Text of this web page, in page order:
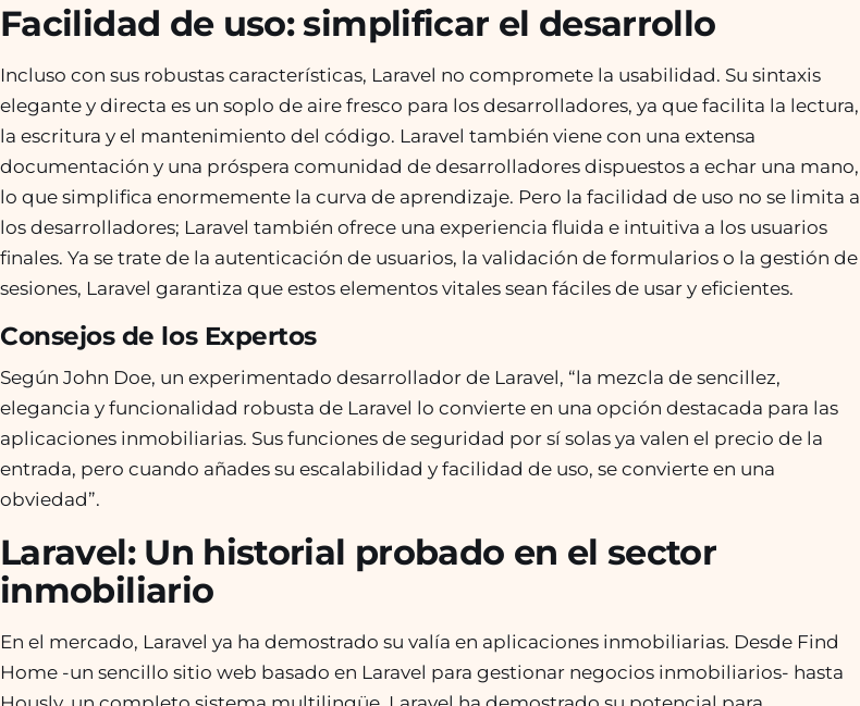
Facilidad de uso: simplificar el desarrollo
Incluso con sus robustas características, Laravel no compromete la usabilidad. Su sintaxis
elegante y directa es un soplo de aire fresco para los desarrolladores, ya que facilita la lectura,
la escritura y el mantenimiento del código. Laravel también viene con una extensa
documentación y una próspera comunidad de desarrolladores dispuestos a echar una mano,
lo que simplifica enormemente la curva de aprendizaje. Pero la facilidad de uso no se limita a
los desarrolladores; Laravel también ofrece una experiencia fluida e intuitiva a los usuarios
finales. Ya se trate de la autenticación de usuarios, la validación de formularios o la gestión de
sesiones, Laravel garantiza que estos elementos vitales sean fáciles de usar y eficientes.
Consejos de los Expertos
Según John Doe, un experimentado desarrollador de Laravel, “la mezcla de sencillez,
elegancia y funcionalidad robusta de Laravel lo convierte en una opción destacada para las
aplicaciones inmobiliarias. Sus funciones de seguridad por sí solas ya valen el precio de la
entrada, pero cuando añades su escalabilidad y facilidad de uso, se convierte en una
obviedad”.
Laravel: Un historial probado en el sector
inmobiliario
En el mercado, Laravel ya ha demostrado su valía en aplicaciones inmobiliarias. Desde Find
Home -un sencillo sitio web basado en Laravel para gestionar negocios inmobiliarios- hasta